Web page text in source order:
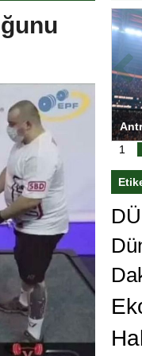
Mertens,
ne istedi
1